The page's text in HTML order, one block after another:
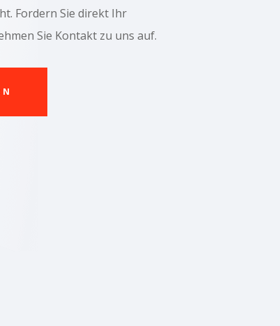
Fordern Sie direkt Ihr
Sie Kontakt zu uns auf.